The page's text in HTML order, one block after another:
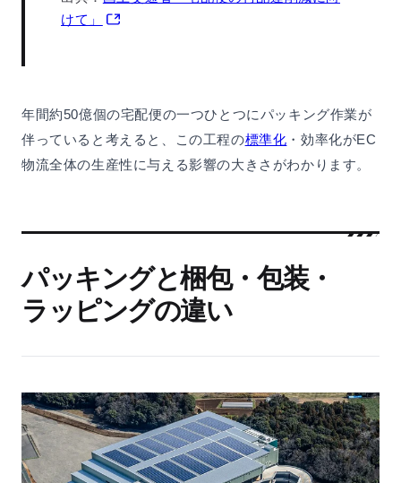
けて」
年間約50億個の宅配便の一つひとつにパッキング作業が
伴っていると考えると、この工程の標準化 ・効率化がEC
物流全体の生産性に与える影響の大きさがわかります。
パッキングと梱包・包装・
ラッピングの違い